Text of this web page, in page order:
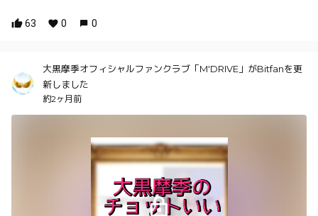
63 0 0
大黒摩季オフィシャルファンクラブ「M'DRIVE」がBitfanを更
新しました
約2ヶ月前